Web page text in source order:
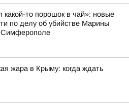
какой-то порошок в чай»: новые
по делу об убийстве Марины
Симферополе
жара в Крыму: когда ждать